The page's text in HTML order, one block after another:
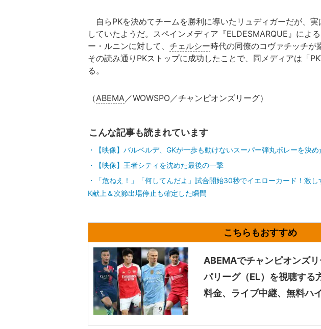
自らPKを決めてチームを勝利に導いたリュディガーだが、
していたようだ。スペインメディア『ELDESMARQUE』によ
ー・ルニンに対して、 チェルシー時代の同僚のコヴァチッチが
その読み通りPKストップに成功したことで、同メディアは「
る。
（ABEMA／WOWSPO／チャンピオンズリーグ）
こんな記事も読まれています
【映像】バルベルデ、GKが一歩も動けないスーパー弾丸ボレーを決め
【映像】王者シティを沈めた最後の一撃
「危ねえ！」「何してんだよ」試合開始30秒でイエローカード！激
K献上＆次節出場停止も確定した瞬間
ABEMAでチャンピオンズ
パリーグ（EL）を視聴する
料金、ライブ中継、無料ハ